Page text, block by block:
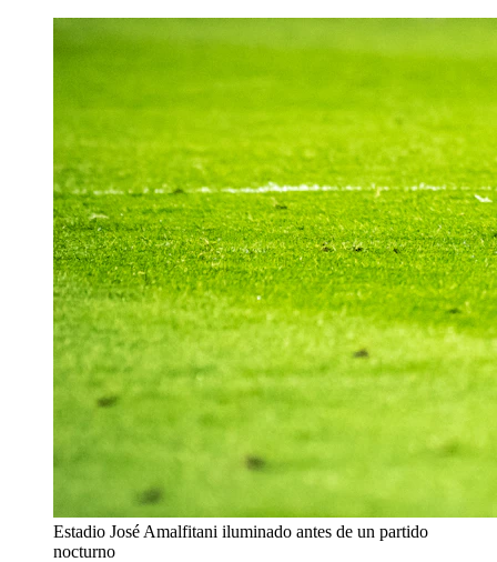
Estadio José Amalfitani iluminado antes de un partido
nocturno